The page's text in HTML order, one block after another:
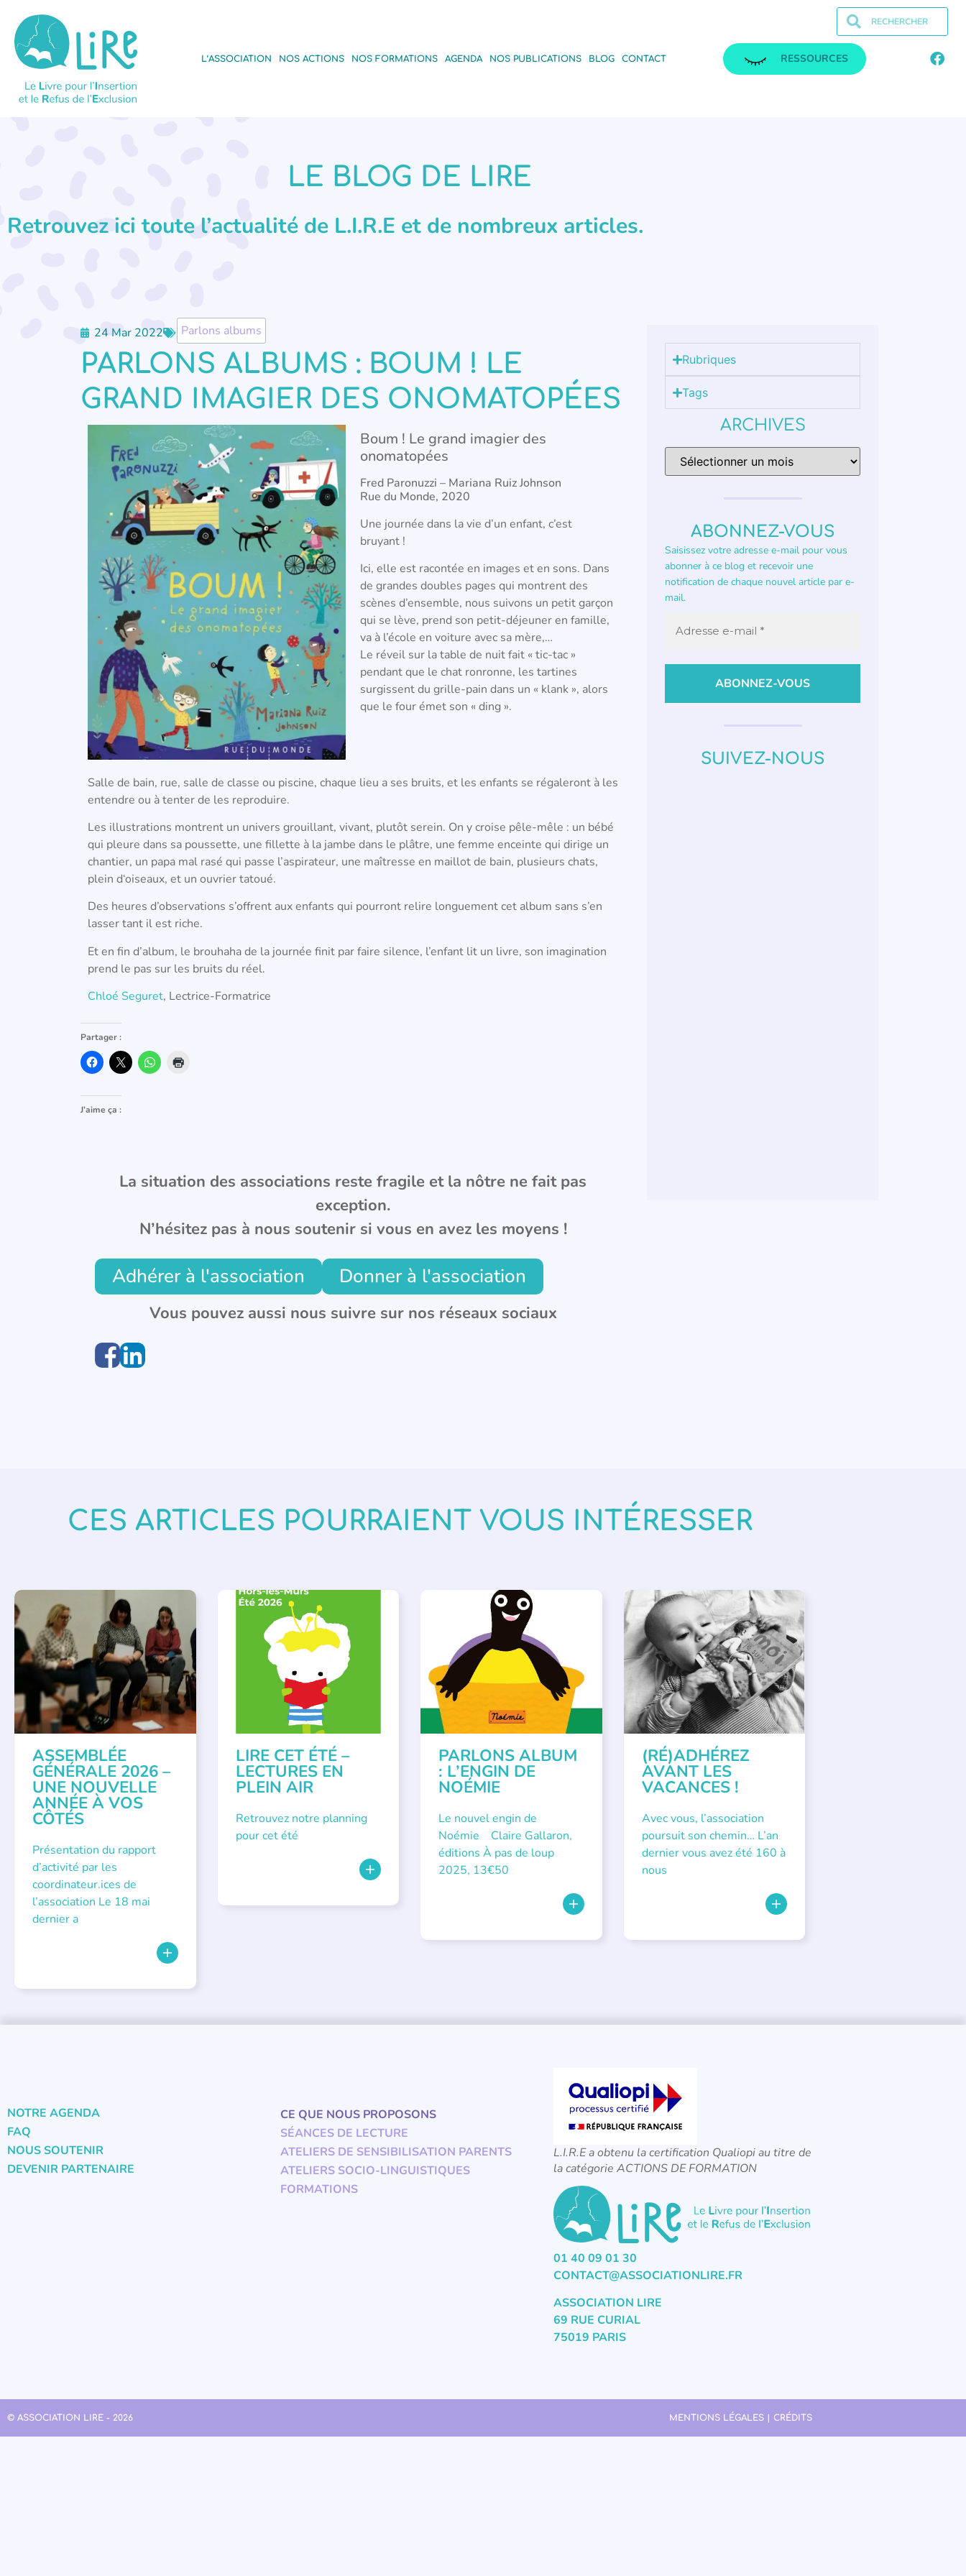
L’ASSOCIATION NOS ACTIONS NOS FORMATIONS AGENDA NOS PUBLICATIONS BLOG CONTACT RESSOURCES
LE BLOG DE LIRE
Retrouvez ici toute l’actualité de L.I.R.E et de nombreux articles.
24 Mar 2022 Parlons albums
PARLONS ALBUMS : BOUM ! LE
GRAND IMAGIER DES ONOMATOPÉES
Boum ! Le grand imagier des
onomatopées
Fred Paronuzzi – Mariana Ruiz Johnson
Rue du Monde, 2020
Une journée dans la vie d’un enfant, c’est
bruyant !
Ici, elle est racontée en images et en sons. Dans
de grandes doubles pages qui montrent des
scènes d’ensemble, nous suivons un petit garçon
qui se lève, prend son petit-déjeuner en famille,
va à l’école en voiture avec sa mère,…
Le réveil sur la table de nuit fait « tic-tac »
pendant que le chat ronronne, les tartines
surgissent du grille-pain dans un « klank », alors
que le four émet son « ding ».
Salle de bain, rue, salle de classe ou piscine, chaque lieu a ses bruits, et les enfants se régaleront à les
entendre ou à tenter de les reproduire.
Les illustrations montrent un univers grouillant, vivant, plutôt serein. On y croise pêle-mêle : un bébé
qui pleure dans sa poussette, une fillette à la jambe dans le plâtre, une femme enceinte qui dirige un
chantier, un papa mal rasé qui passe l’aspirateur, une maîtresse en maillot de bain, plusieurs chats,
plein d‘oiseaux, et un ouvrier tatoué.
Des heures d’observations s’offrent aux enfants qui pourront relire longuement cet album sans s’en
lasser tant il est riche.
Et en fin d’album, le brouhaha de la journée finit par faire silence, l’enfant lit un livre, son imagination
prend le pas sur les bruits du réel.
Chloé Seguret, Lectrice-Formatrice
Partager :
J’aime ça :
La situation des associations reste fragile et la nôtre ne fait pas
exception.
N’hésitez pas à nous soutenir si vous en avez les moyens !
Adhérer à l'association Donner à l'association
Vous pouvez aussi nous suivre sur nos réseaux sociaux
Rubriques
Tags
ARCHIVES
ABONNEZ-VOUS
Saisissez votre adresse e-mail pour vous
abonner à ce blog et recevoir une
notification de chaque nouvel article par e-
mail.
SUIVEZ-NOUS
CES ARTICLES POURRAIENT VOUS INTÉRESSER
APPEL À SOUTIEN ,
VIE DE L'ASSOCIATION
ASSEMBLÉE
GÉNÉRALE 2026 –
UNE NOUVELLE
ANNÉE À VOS
CÔTÉS
Présentation du rapport
d’activité par les
coordinateur.ices de
l’association Le 18 mai
dernier a
BIBLIOTHÈQUES , ÉVÉNEMENTS
LECTURE INDIVIDUALISÉE ,
LITTÉRATURE JEUNESSE
LIRE CET ÉTÉ –
LECTURES EN
PLEIN AIR
Retrouvez notre planning
pour cet été
PARLONS ALBUMS
PARLONS ALBUM
: L’ENGIN DE
NOÉMIE
Le nouvel engin de
Noémie Claire Gallaron,
éditions À pas de loup
2025, 13€50
APPEL À SOUTIEN
(RÉ)ADHÉREZ
AVANT LES
VACANCES !
Avec vous, l’association
poursuit son chemin… L’an
dernier vous avez été 160 à
nous
NOTRE AGENDA
FAQ
NOUS SOUTENIR
DEVENIR PARTENAIRE
CE QUE NOUS PROPOSONS
SÉANCES DE LECTURE
ATELIERS DE SENSIBILISATION PARENTS
ATELIERS SOCIO-LINGUISTIQUES
FORMATIONS
L.I.R.E a obtenu la certification Qualiopi au titre de
la catégorie ACTIONS DE FORMATION
01 40 09 01 30
CONTACT@ASSOCIATIONLIRE.FR
ASSOCIATION LIRE
69 RUE CURIAL
75019 PARIS
© ASSOCIATION LIRE - 2026 MENTIONS LÉGALES | CRÉDITS